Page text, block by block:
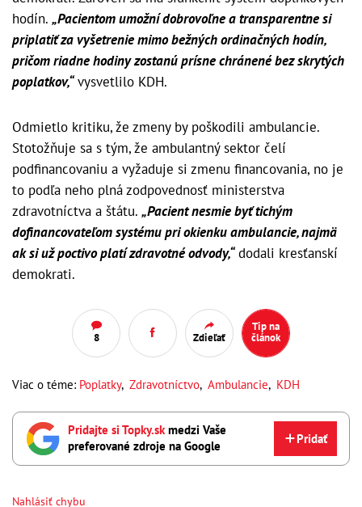
hodín. „Pacientom umožní dobrovoľne a transparentne si
priplatiť za vyšetrenie mimo bežných ordinačných hodín,
pričom riadne hodiny zostanú prísne chránené bez skrytých
poplatkov,“vysvetlilo KDH.
Odmietlo kritiku, že zmeny by poškodili ambulancie.
Stotožňuje sa s tým, že ambulantný sektor čelí
podfinancovaniu a vyžaduje si zmenu financovania, no je
to podľa neho plná zodpovednosť ministerstva
zdravotníctva a štátu. „Pacient nesmie byť tichým
dofinancovateľom systému pri okienku ambulancie, najmä
ak si už poctivo platí zdravotné odvody,“dodali kresťanskí
demokrati.
8 Zdieľať
Tip na
článok
Viac o téme: Poplatky, Zdravotníctvo, Ambulancie, KDH
Pridajte si Topky.skmedzi Vaše
preferované zdroje na Google
Pridať
Nahlásiť chybu